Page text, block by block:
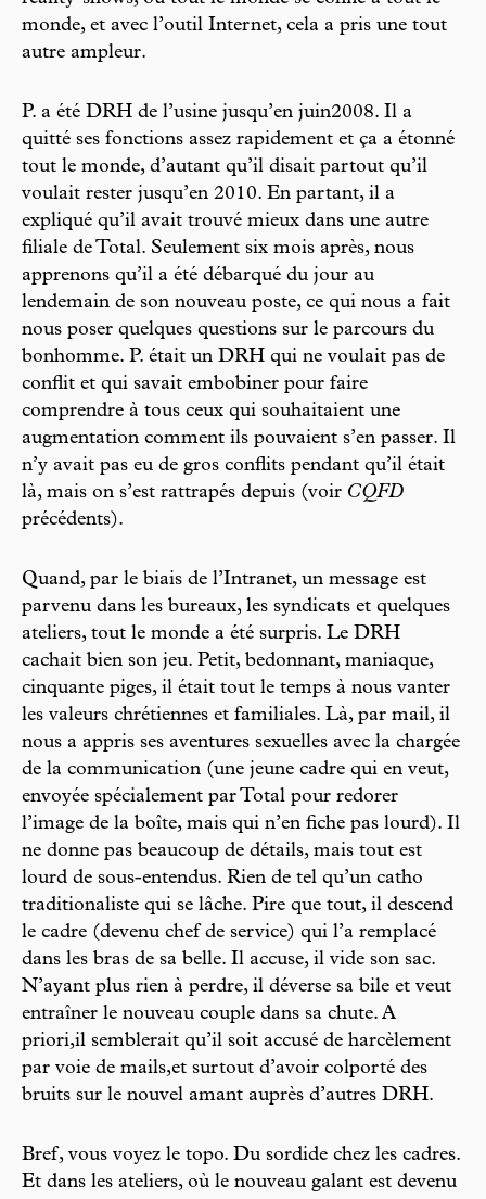
monde, et avec l’outil Internet, cela a pris une tout
autre ampleur.
P. a été DRH de l’usine jusqu’en juin2008. Il a
quitté ses fonctions assez rapidement et ça a étonné
tout le monde, d’autant qu’il disait partout qu’il
voulait rester jusqu’en 2010. En partant, il a
expliqué qu’il avait trouvé mieux dans une autre
filiale de Total. Seulement six mois après, nous
apprenons qu’il a été débarqué du jour au
lendemain de son nouveau poste, ce qui nous a fait
nous poser quelques questions sur le parcours du
bonhomme. P. était un DRH qui ne voulait pas de
conflit et qui savait embobiner pour faire
comprendre à tous ceux qui souhaitaient une
augmentation comment ils pouvaient s’en passer. Il
n’y avait pas eu de gros conflits pendant qu’il était
là, mais on s’est rattrapés depuis (voir CQFD
précédents).
Quand, par le biais de l’Intranet, un message est
parvenu dans les bureaux, les syndicats et quelques
ateliers, tout le monde a été surpris. Le DRH
cachait bien son jeu. Petit, bedonnant, maniaque,
cinquante piges, il était tout le temps à nous vanter
les valeurs chrétiennes et familiales. Là, par mail, il
nous a appris ses aventures sexuelles avec la chargée
de la communication (une jeune cadre qui en veut,
envoyée spécialement par Total pour redorer
l’image de la boîte, mais qui n’en fiche pas lourd). Il
ne donne pas beaucoup de détails, mais tout est
lourd de sous-entendus. Rien de tel qu’un catho
traditionaliste qui se lâche. Pire que tout, il descend
le cadre (devenu chef de service) qui l’a remplacé
dans les bras de sa belle. Il accuse, il vide son sac.
N’ayant plus rien à perdre, il déverse sa bile et veut
entraîner le nouveau couple dans sa chute. A
priori,il semblerait qu’il soit accusé de harcèlement
par voie de mails,et surtout d’avoir colporté des
bruits sur le nouvel amant auprès d’autres DRH.
Bref, vous voyez le topo. Du sordide chez les cadres.
Et dans les ateliers, où le nouveau galant est devenu